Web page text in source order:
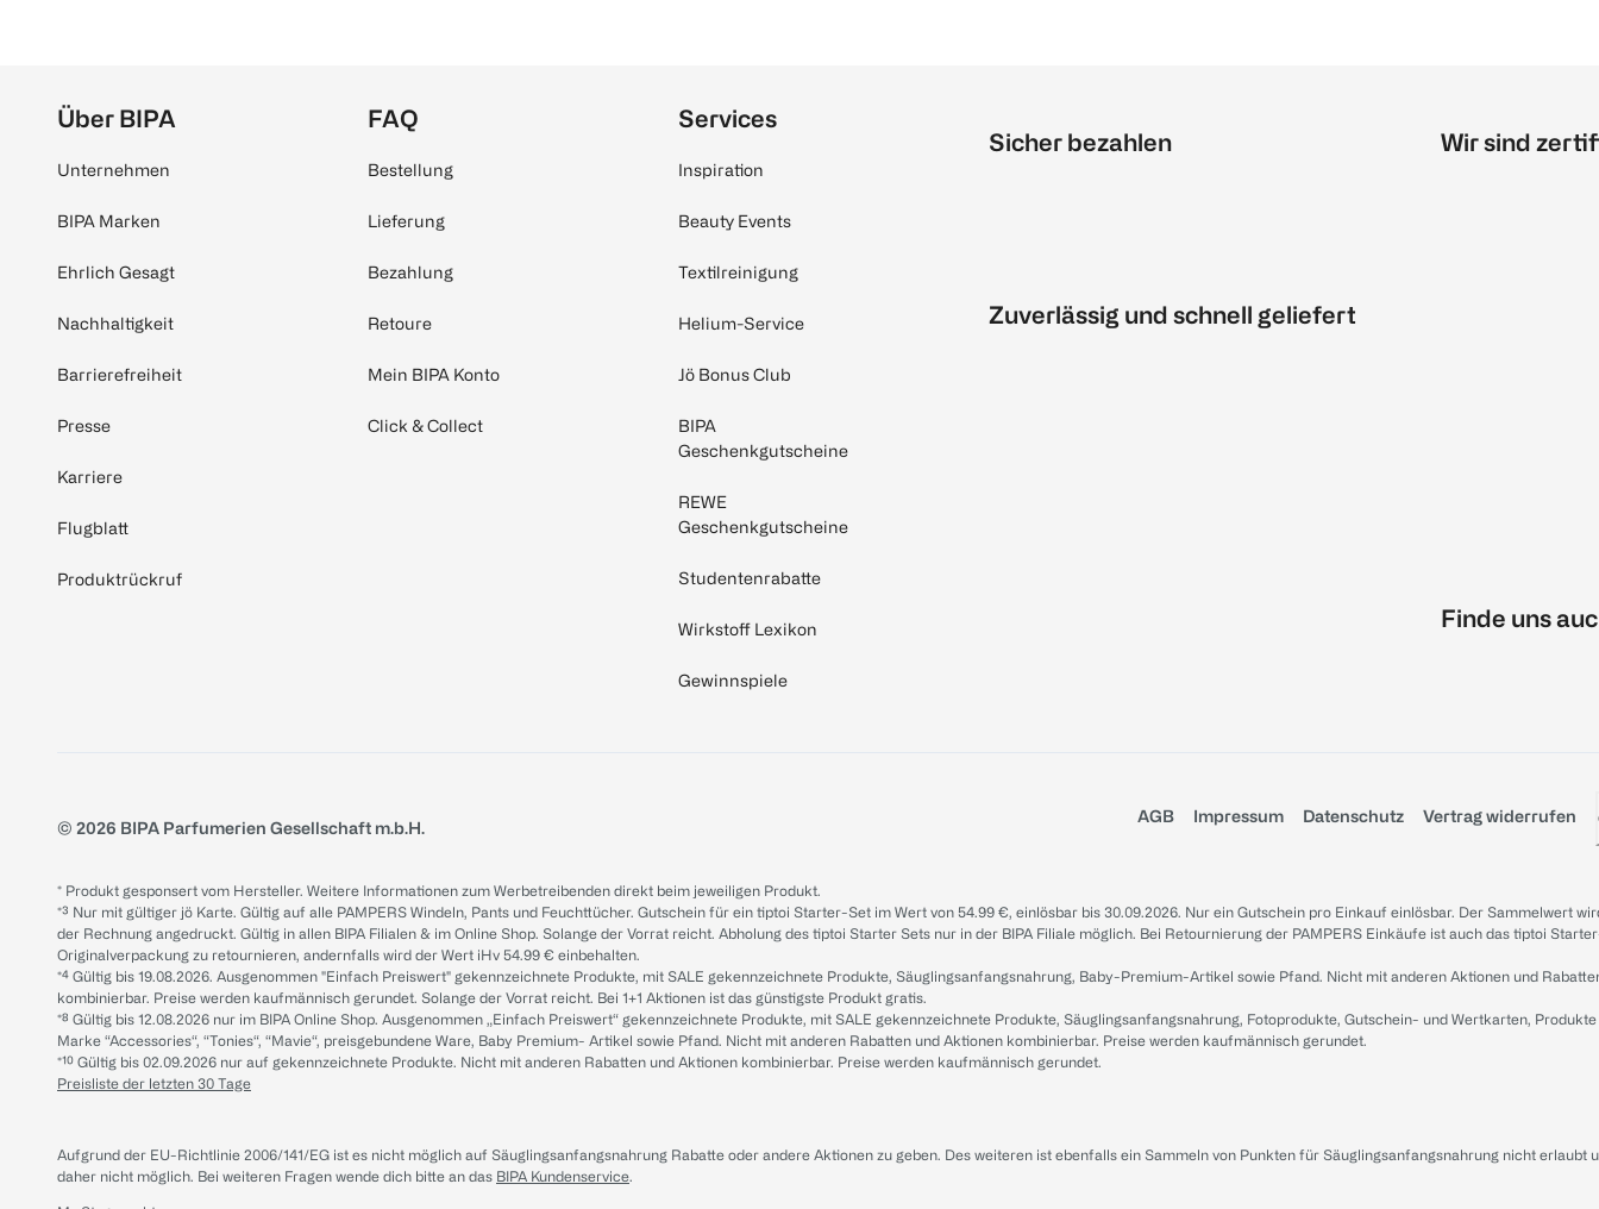
Über BIPA
Unternehmen
BIPA Marken
Ehrlich Gesagt
Nachhaltigkeit
Barrierefreiheit
Presse
Karriere
Flugblatt
Produktrückruf
FAQ
Bestellung
Lieferung
Bezahlung
Retoure
Mein BIPA Konto
Click & Collect
Services
Inspiration
Beauty Events
Textilreinigung
Helium-Service
Jö Bonus Club
BIPA
Geschenkgutscheine
REWE
Geschenkgutscheine
Studentenrabatte
Wirkstoff Lexikon
Gewinnspiele
Sicher bezahlen
Zuverlässig und schnell geliefert
Wir sind
Finde uns
© 2026 BIPA Parfumerien Gesellschaft m.b.H.
AGB Impressum Datenschutz Vertrag widerrufen
* Produkt gesponsert vom Hersteller. Weitere Informationen zum Werbetreibenden direkt beim jeweiligen Produkt.
*³ Nur mit gültiger jö Karte. Gültig auf alle PAMPERS Windeln, Pants und Feuchttücher. Gutschein für ein tiptoi Starter-Set im Wert von 54.99 €, einlösbar bis 30.09.2026. Nur ein Gutschein pro Einkauf einlösbar. Der Sammelwert
der Rechnung angedruckt. Gültig in allen BIPA Filialen & im Online Shop. Solange der Vorrat reicht. Abholung des tiptoi Starter Sets nur in der BIPA Filiale möglich. Bei Retournierung der PAMPERS Einkäufe ist auch das tiptoi
Originalverpackung zu retournieren, andernfalls wird der Wert iHv 54.99 € einbehalten.
*⁴ Gültig bis 19.08.2026. Ausgenommen "Einfach Preiswert" gekennzeichnete Produkte, mit SALE gekennzeichnete Produkte, Säuglingsanfangsnahrung, Baby-Premium-Artikel sowie Pfand. Nicht mit anderen Aktionen und
kombinierbar. Preise werden kaufmännisch gerundet. Solange der Vorrat reicht. Bei 1+1 Aktionen ist das günstigste Produkt gratis.
*⁸ Gültig bis 12.08.2026 nur im BIPA Online Shop. Ausgenommen „Einfach Preiswert“ gekennzeichnete Produkte, mit SALE gekennzeichnete Produkte, Säuglingsanfangsnahrung, Fotoprodukte, Gutschein- und Wertkarten,
Marke “Accessories“, “Tonies“, “Mavie“, preisgebundene Ware, Baby Premium- Artikel sowie Pfand. Nicht mit anderen Rabatten und Aktionen kombinierbar. Preise werden kaufmännisch gerundet.
*¹⁰ Gültig bis 02.09.2026 nur auf gekennzeichnete Produkte. Nicht mit anderen Rabatten und Aktionen kombinierbar. Preise werden kaufmännisch gerundet.
Preisliste der letzten 30 Tage
Aufgrund der EU-Richtlinie 2006/141/EG ist es nicht möglich auf Säuglingsanfangsnahrung Rabatte oder andere Aktionen zu geben. Des weiteren ist ebenfalls ein Sammeln von Punkten für Säuglingsanfangsnahrung nicht erlaubt
daher nicht möglich. Bei weiteren Fragen wende dich bitte an das BIPA Kundenservice.